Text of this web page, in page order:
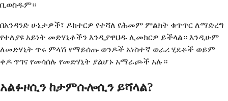
ቢወስዱም።
በአንዳንድ ሁኔታዎች፣ ዶክተርዎ የተሻለ የሕመም ምልክት ቁጥጥር ለማድረግ
የተለያዩ አይነት መድሃኒቶችን እንዲያዋህዱ ሊመክርዎ ይችላል። እንዲሁም
ለመድሃኒት ጥሩ ምላሽ የማይሰጡ ወንዶች አነስተኛ ወራሪ ሂደቶች ወይም
ቀዶ ጥገና የመሳሰሉ የመድሃኒት ያልሆኑ አማራጮች አሉ።
አልፉዞሲን ከታምሱሎሲን ይሻላል?